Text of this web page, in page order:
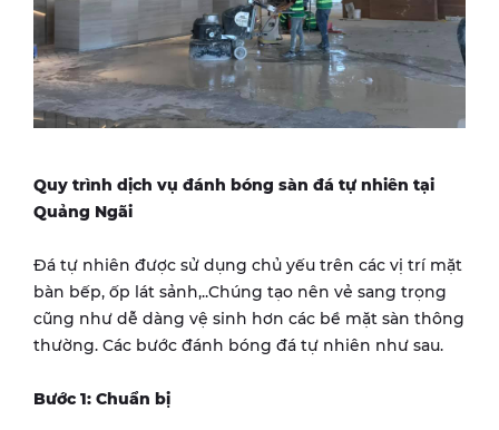
Quy trình dịch vụ đánh bóng sàn đá tự nhiên tại
Quảng Ngãi
Đá tự nhiên được sử dụng chủ yếu trên các vị trí mặt
bàn bếp, ốp lát sảnh,..Chúng tạo nên vẻ sang trọng
cũng như dễ dàng vệ sinh hơn các bề mặt sàn thông
thường. Các bước đánh bóng đá tự nhiên như sau.
Bước 1: Chuẩn bị